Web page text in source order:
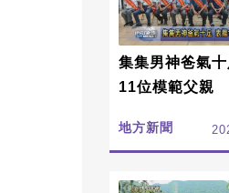
集集男神爸氣
11位模範父親
地方新聞